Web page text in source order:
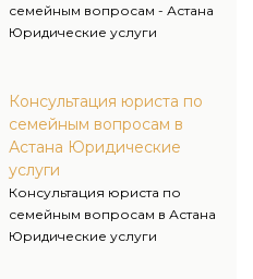
семейным вопросам - Астана
Юридические услуги
Консультация юриста по
семейным вопросам в
Астана Юридические
услуги
Консультация юриста по
семейным вопросам в Астана
Юридические услуги